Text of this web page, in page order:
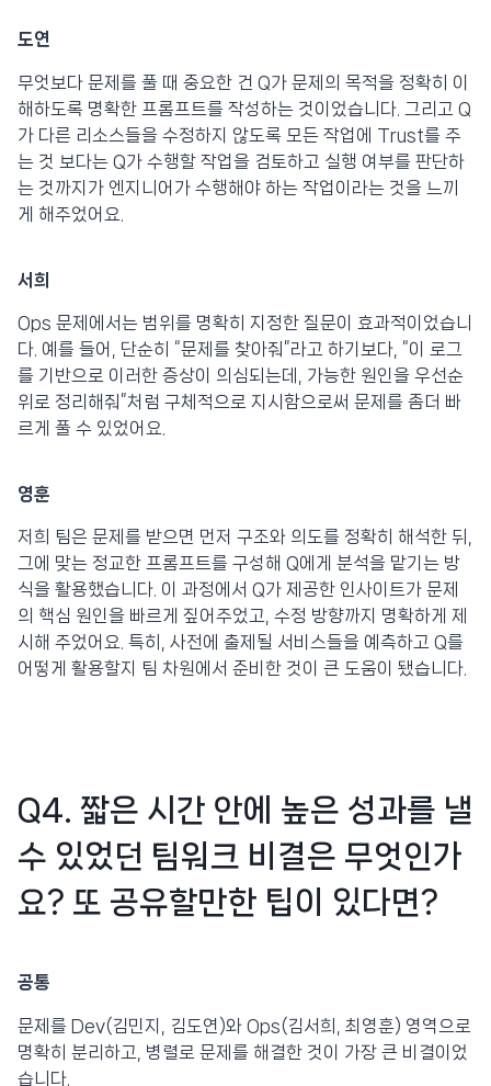
도연
무엇보다 문제를 풀 때 중요한 건 Q가 문제의 목적을 정확히 이
해하도록 명확한 프롬프트를 작성하는 것이었습니다. 그리고 Q
가 다른 리소스들을 수정하지 않도록 모든 작업에 Trust를 주
는 것 보다는 Q가 수행할 작업을 검토하고 실행 여부를 판단하
는 것까지가 엔지니어가 수행해야 하는 작업이라는 것을 느끼
게 해주었어요.
서희
Ops 문제에서는 범위를 명확히 지정한 질문이 효과적이었습니
다. 예를 들어, 단순히 “문제를 찾아줘”라고 하기보다, “이 로그
를 기반으로 이러한 증상이 의심되는데, 가능한 원인을 우선순
위로 정리해줘”처럼 구체적으로 지시함으로써 문제를 좀더 빠
르게 풀 수 있었어요.
영훈
저희 팀은 문제를 받으면 먼저 구조와 의도를 정확히 해석한 뒤,
그에 맞는 정교한 프롬프트를 구성해 Q에게 분석을 맡기는 방
식을 활용했습니다. 이 과정에서 Q가 제공한 인사이트가 문제
의 핵심 원인을 빠르게 짚어주었고, 수정 방향까지 명확하게 제
시해 주었어요. 특히, 사전에 출제될 서비스들을 예측하고 Q를
어떻게 활용할지 팀 차원에서 준비한 것이 큰 도움이 됐습니다.
Q4. 짧은 시간 안에 높은 성과를 낼
수 있었던 팀워크 비결은 무엇인가
요? 또 공유할만한 팁이 있다면?
공통
문제를 Dev(김민지, 김도연)와 Ops(김서희, 최영훈) 영역으로
명확히 분리하고, 병렬로 문제를 해결한 것이 가장 큰 비결이었
습니다.